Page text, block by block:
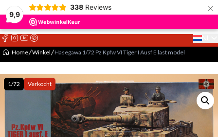
9,9
338 Reviews ×
Select
Home Winkel Hasegawa 1/72 Pz Kpfw VI Tiger I Ausf E last model
1/72 Verkocht